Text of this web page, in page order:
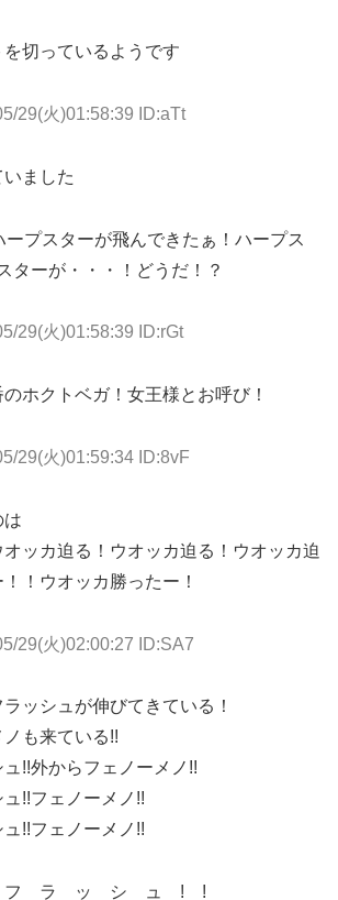
切っているようです
29(火)01:58:39 ID:aTt
ました
プスターが飛んできたぁ！ハープス
ターが・・・！どうだ！？
29(火)01:58:39 ID:rGt
ホクトベガ！女王様とお呼び！
29(火)01:59:34 ID:8vF
は
ッカ迫る！ウオッカ迫る！ウオッカ迫
！ウオッカ勝ったー！
29(火)02:00:27 ID:SA7
ッシュが伸びてきている！
も来ている!!
!!外からフェノーメノ!!
!!フェノーメノ!!
!!フェノーメノ!!
ラ ッ シ ュ ! !